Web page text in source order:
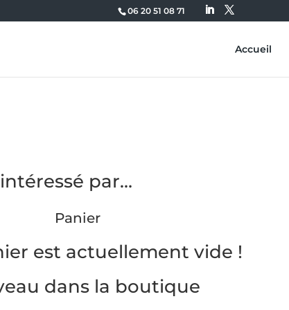
06 20 51 08 71
Accueil
par…
Panier
est actuellement vide !
dans la boutique